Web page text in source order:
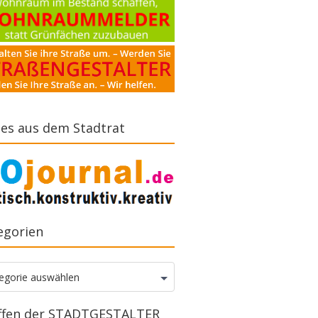
aus dem Stadtrat
auswählen
der STADTGESTALTER